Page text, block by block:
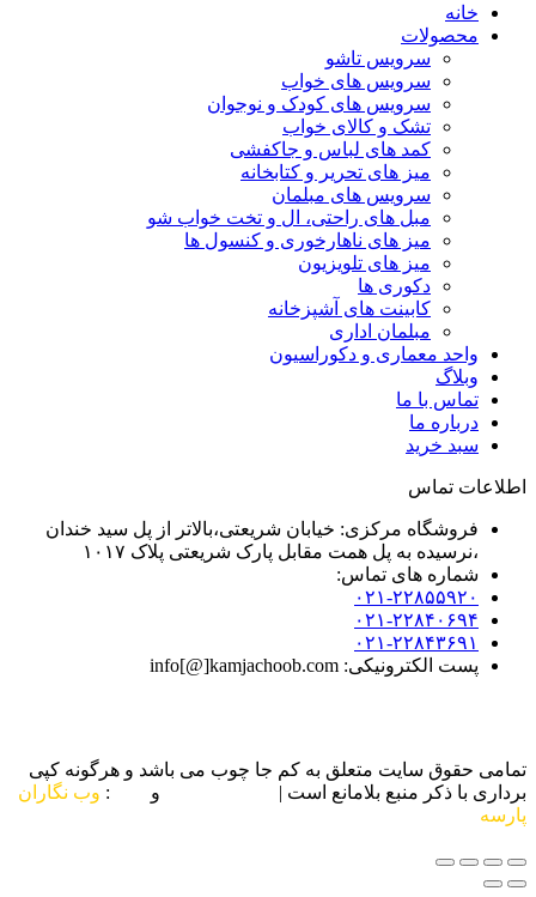
خانه
محصولات
سرویس تاشو
سرویس های خواب
سرویس های کودک و نوجوان
تشک و کالای خواب
کمد های لباس و جاکفشی
میز های تحریر و کتابخانه
سرویس های مبلمان
مبل های راحتی، ال و تخت خواب شو
میز های ناهارخوری و کنسول ها
میز های تلویزیون
دکوری ها
کابینت های آشپزخانه
مبلمان اداری
واحد معماری و دکوراسیون
وبلاگ
تماس با ما
درباره ما
سبد خرید
اطلاعات تماس
فروشگاه مرکزی: خیابان شریعتی،بالاتر از پل سید خندان
،نرسیده به پل همت مقابل پارک شریعتی پلاک ۱۰۱۷
شماره های تماس:
۰۲۱-۲۲۸۵۵۹۲۰
۰۲۱-۲۲۸۴۰۶۹۴
۰۲۱-۲۲۸۴۳۶۹۱
پست الکترونیکی: info[@]kamjachoob.com
تمامی حقوق سایت متعلق به کم جا چوب می باشد و هرگونه کپی
برداری با ذکر منبع بلامانع است |
و : وب نگاران
پارسه